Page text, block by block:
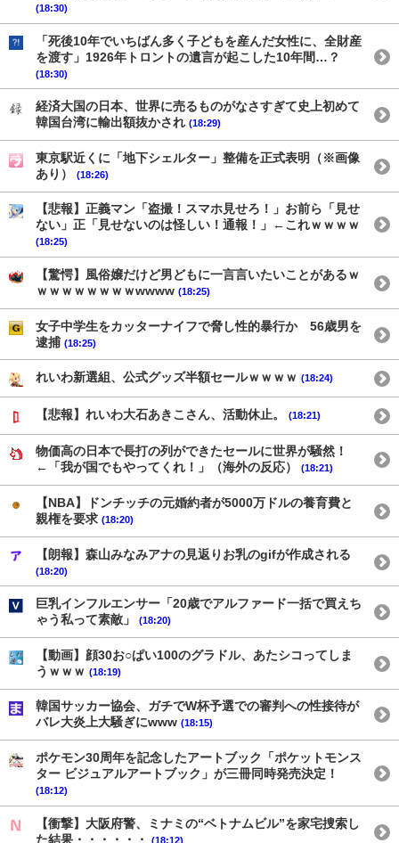
(18:30)
「死後10年でいちばん多く子どもを産んだ女性に、全財産
を渡す」1926年トロントの遺言が起こした10年間…？
(18:30)
経済大国の日本、世界に売るものがなさすぎて史上初めて
韓国台湾に輸出額抜かされ (18:29)
東京駅近くに「地下シェルター」整備を正式表明（※画像
あり）
(18:26)
【悲報】正義マン「盗撮！スマホ見せろ！」お前ら「見せ
ない」正「見せないのは怪しい！通報！」←これｗｗｗｗ
(18:25)
【驚愕】風俗嬢だけど男どもに一言言いたいことがあるｗ
ｗｗｗｗｗｗｗｗwwww (18:25)
女子中学生をカッターナイフで脅し性的暴行か 56歳男を
逮捕 (18:25)
れいわ新選組、公式グッズ半額セールｗｗｗｗ (18:24)
【悲報】れいわ大石あきこさん、活動休止。 (18:21)
物価高の日本で長打の列ができたセールに世界が騒然！
←「我が国でもやってくれ！」（海外の反応）
(18:21)
【NBA】ドンチッチの元婚約者が5000万ドルの養育費と
親権を要求 (18:20)
【朗報】森山みなみアナの見返りお乳のgifが作成される
(18:20)
巨乳インフルエンサー「20歳でアルファード一括で買えち
ゃう私って素敵」
(18:20)
【動画】顔30お○ぱい100のグラドル、あたシコってしま
うｗｗｗ (18:19)
韓国サッカー協会、ガチでW杯予選での審判への性接待が
バレ大炎上大騒ぎにwww (18:15)
ポケモン30周年を記念したアートブック「ポケットモンス
ター ビジュアルアートブック」が三冊同時発売決定！
(18:12)
【衝撃】大阪府警、ミナミの“ベトナムビル”を家宅捜索し
た結果・・・・・・
(18:12)